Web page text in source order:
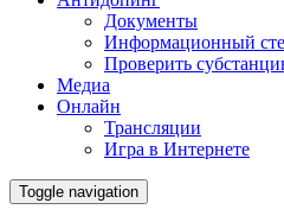
Документы
Информационный
Проверить
Медиа
Онлайн
Трансляции
Игра в Интернете
Toggle navigation